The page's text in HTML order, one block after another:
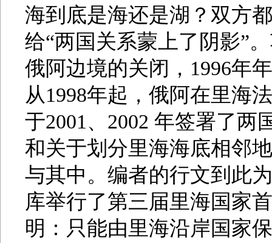
海到底是海还是湖？双方
给“两国关系蒙上了阴影”
俄阿边境的关闭，1996年
从1998年起，俄阿在里海
于2001、2002 年签署了
和关于划分里海海底相邻
与其中。编者的行文到此
库举行了第三届里海国家
明：只能由里海沿岸国家